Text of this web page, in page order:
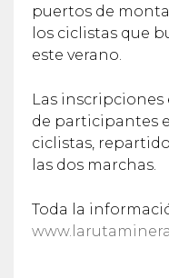
puertos de
los ciclistas que
este verano.
Las
de participantes
ciclistas,
las dos marchas.
Toda la